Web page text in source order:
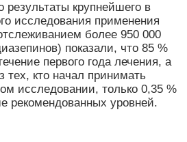
результаты крупнейшего в
исследования применения
более 950 000
показали, что 85 %
первого года лечения, а
тех, кто начал принимать
исследовании, только 0,35 %
рекомендованных уровней.